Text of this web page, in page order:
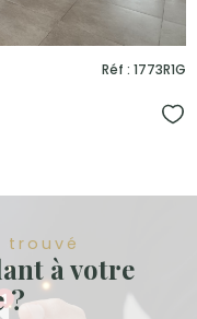
Réf : 1773R1G
trouvé
à votre
?